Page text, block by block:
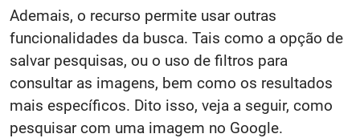
Ademais, o recurso permite usar outras
funcionalidades da busca. Tais como a opção de
salvar pesquisas, ou o uso de filtros para
consultar as imagens, bem como os resultados
mais específicos. Dito isso, veja a seguir, como
pesquisar com uma imagem no Google.